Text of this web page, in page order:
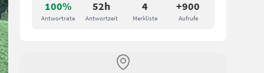
100%
Antwortrate
52h
Antwortzeit
4
Merkliste
+900
Aufrufe